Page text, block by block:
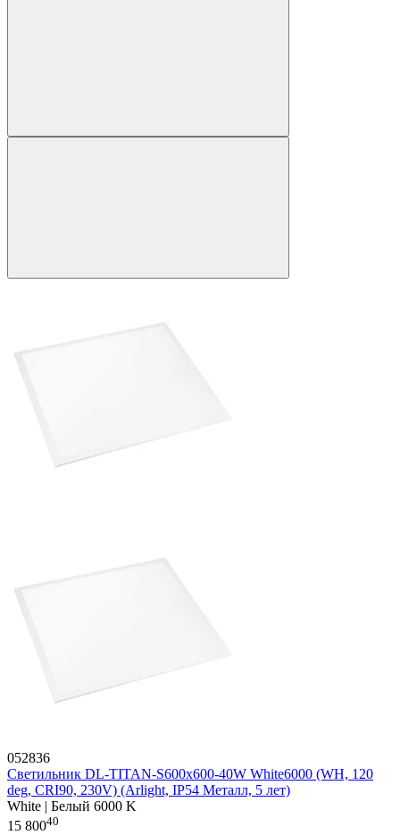
052836
Светильник DL-TITAN-S600x600-40W White6000 (WH, 120
deg, CRI90, 230V) (Arlight, IP54 Металл, 5 лет)
White | Белый 6000 K
15 80040